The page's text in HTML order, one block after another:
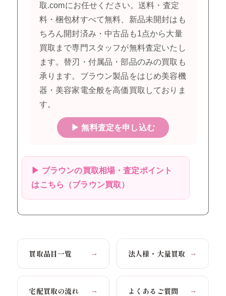
取.comにお任せください。送料・査定
料・梱包材すべて無料、新品未開封はも
ちろん開封済み・中古品も1点から大量
買取まで専門スタッフが無料査定いたし
ます。替刃・付属品・部品のみの買取も
承ります。ブラウン製品をはじめ美容機
器・美容家電全般を高価買取しておりま
す。
▶ 無料査定を申し込む
▶ ブラウンの買取相場・査定ポイント
はこちら（ブラウン買取）
買取品目一覧 → 法人様・大量買取 →
宅配買取の流れ → よくあるご質問 →